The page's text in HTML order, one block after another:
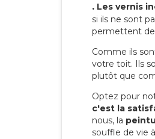
. Les vernis
si ils ne sont
permettent de
Comme ils
votre toit. Ils
plutôt que
Optez pour
c'est la
nous, la
souffle de vie